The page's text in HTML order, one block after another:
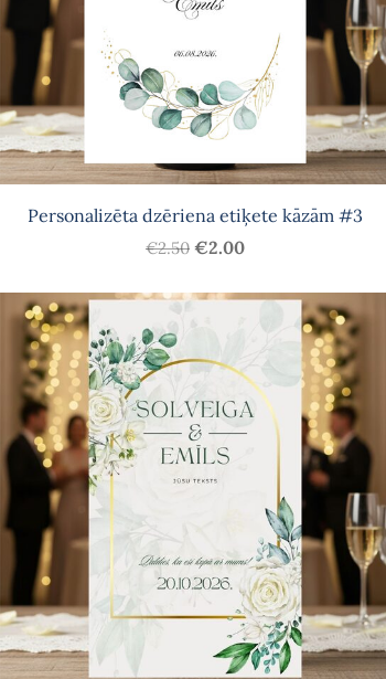
Personalizēta dzēriena etiķete kāzām #3
€2.50 €2.00